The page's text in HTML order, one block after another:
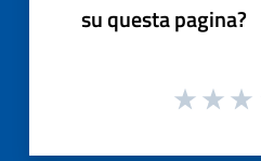
su questa pagina?